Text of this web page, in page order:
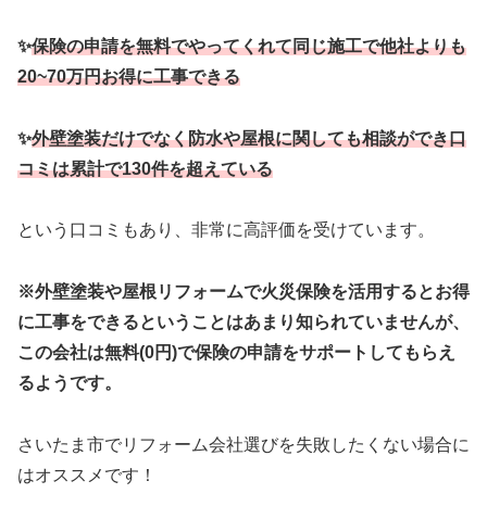
✨保険の申請を無料でやってくれて同じ施工で他社よりも
20~70万円お得に工事できる
✨外壁塗装だけでなく防水や屋根に関しても相談ができ口
コミは累計で130件を超えている
という口コミもあり、非常に高評価を受けています。
※外壁塗装や屋根リフォームで火災保険を活用するとお得
に工事をできるということはあまり知られていませんが、
この会社は無料(0円)で保険の申請をサポートしてもらえ
るようです。
さいたま市でリフォーム会社選びを失敗したくない場合に
はオススメです！